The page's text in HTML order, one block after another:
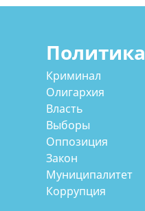
Политика
Криминал
Олигархия
Власть
Выборы
Оппозиция
Закон
Муниципалитет
Коррупция